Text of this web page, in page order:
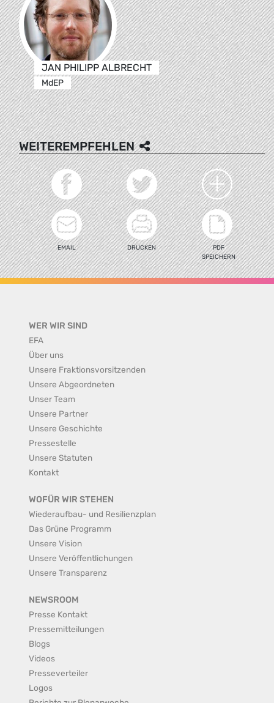
JAN PHILIPP ALBRECHT
MdEP
WEITEREMPFEHLEN
EMAIL DRUCKEN
PDF
SPEICHERN
WER WIR SIND
EFA
Über uns
Unsere Fraktionsvorsitzenden
Unsere Abgeordneten
Unser Team
Unsere Partner
Unsere Geschichte
Pressestelle
Unsere Statuten
Kontakt
WOFÜR WIR STEHEN
Wiederaufbau- und Resilienzplan
Das Grüne Programm
Unsere Vision
Unsere Veröffentlichungen
Unsere Transparenz
NEWSROOM
Presse Kontakt
Pressemitteilungen
Blogs
Videos
Presseverteiler
Logos